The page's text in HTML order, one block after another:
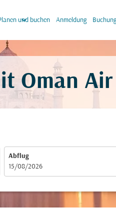
und buchen
keyboard_arrow_down Anmeldung
Oman Air
Abflug
fc-booking-departure-date-aria-label
15/08/2026